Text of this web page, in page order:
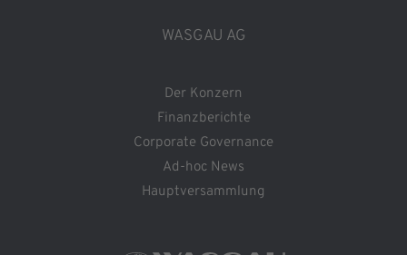
WASGAU AG
Der Konzern
Finanzberichte
Corporate Governance
Ad-hoc News
Hauptversammlung